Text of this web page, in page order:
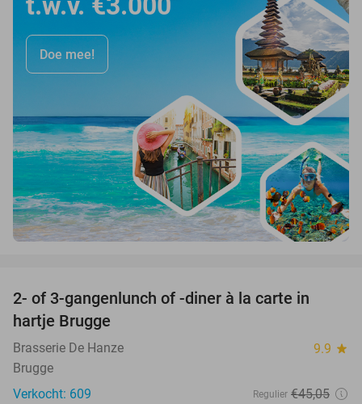
Doe mee!
2- of 3-gangenlunch of -diner à la carte in
hartje Brugge
Brasserie De Hanze 9.9 star
Brugge
Verkocht: 609
Regulier €45,05